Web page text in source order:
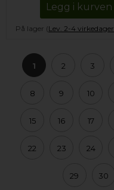
Legg i kurven
På lager (Lev. 2-4 virkedager
1 2 3
8 9 10
15 16 17
22 23 24
29 30